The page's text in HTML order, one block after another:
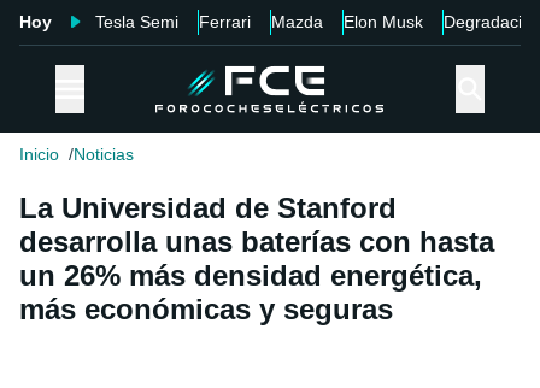
Hoy Tesla Semi Ferrari Mazda Elon Musk Degradación
Inicio Noticias
La Universidad de Stanford
desarrolla unas baterías con hasta
un 26% más densidad energética,
más económicas y seguras